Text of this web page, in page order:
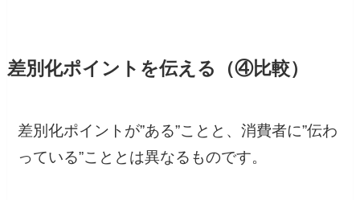
差別化ポイントを伝える（④比較）
差別化ポイントが”ある”ことと、消費者に”伝わ
っている”こととは異なるものです。